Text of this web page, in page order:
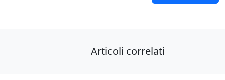
Articoli correlati